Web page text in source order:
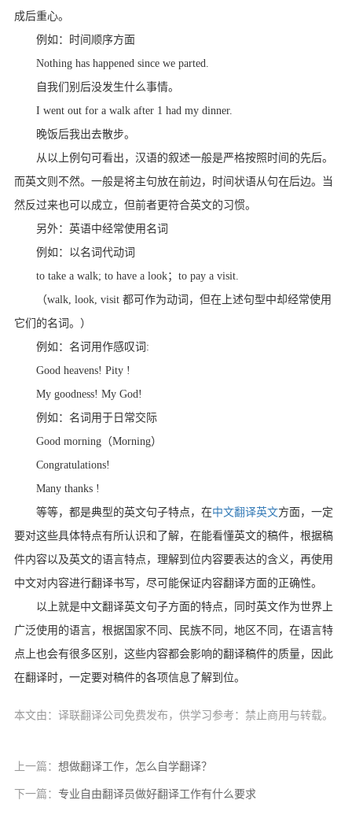
成后重心。
例如：时间顺序方面
Nothing has happened since we parted.
自我们别后没发生什么事情。
I went out for a walk after 1 had my dinner.
晚饭后我出去散步。
从以上例句可看出，汉语的叙述一般是严格按照时间的先后。
而英文则不然。一般是将主句放在前边，时间状语从句在后边。当
然反过来也可以成立，但前者更符合英文的习惯。
另外：英语中经常使用名词
例如：以名词代动词
to take a walk; to have a look；to pay a visit.
（walk, look, visit 都可作为动词，但在上述句型中却经常使用
它们的名词。）
例如：名诃用作感叹词:
Good heavens! Pity !
My goodness! My God!
例如：名词用于日常交际
Good morning（Morning）
Congratulations!
Many thanks !
等等，都是典型的英文句子特点，在中文翻译英文方面，一定
要对这些具体特点有所认识和了解，在能看懂英文的稿件，根据稿
件内容以及英文的语言特点，理解到位内容要表达的含义，再使用
中文对内容进行翻译书写，尽可能保证内容翻译方面的正确性。
以上就是中文翻译英文句子方面的特点，同时英文作为世界上
广泛使用的语言，根据国家不同、民族不同，地区不同，在语言特
点上也会有很多区别，这些内容都会影响的翻译稿件的质量，因此
在翻译时，一定要对稿件的各项信息了解到位。
本文由：译联翻译公司免费发布，供学习参考：禁止商用与转载。
上一篇： 想做翻译工作，怎么自学翻译？
下一篇： 专业自由翻译员做好翻译工作有什么要求